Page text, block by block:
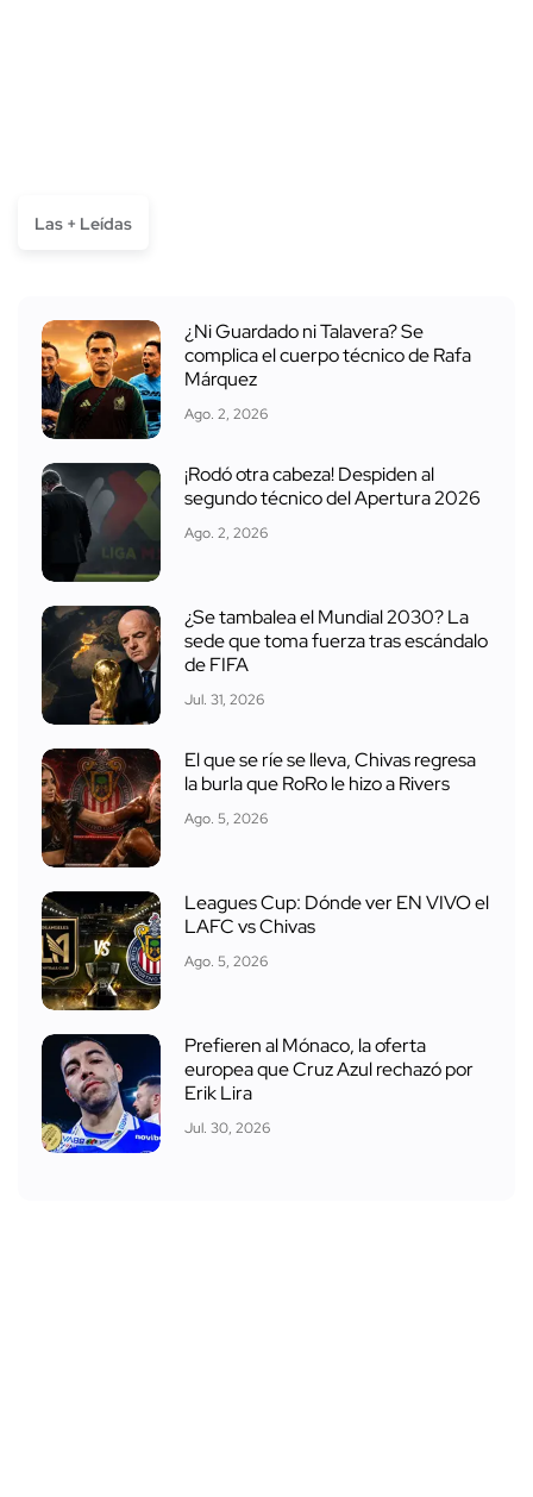
Las + Leídas
¿Ni Guardado ni Talavera? Se
complica el cuerpo técnico de Rafa
Márquez
Ago. 2, 2026
¡Rodó otra cabeza! Despiden al
segundo técnico del Apertura 2026
Ago. 2, 2026
¿Se tambalea el Mundial 2030? La
sede que toma fuerza tras escándalo
de FIFA
Jul. 31, 2026
El que se ríe se lleva, Chivas regresa
la burla que RoRo le hizo a Rivers
Ago. 5, 2026
Leagues Cup: Dónde ver EN VIVO el
LAFC vs Chivas
Ago. 5, 2026
Prefieren al Mónaco, la oferta
europea que Cruz Azul rechazó por
Erik Lira
Jul. 30, 2026